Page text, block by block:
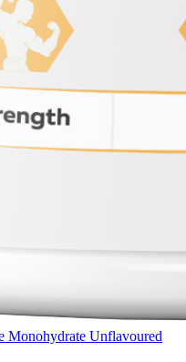
Monohydrate Unflavoured